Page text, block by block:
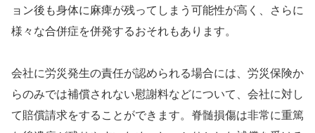
ョン後も身体に麻痺が残ってしまう可能性が高く、さらに
様々な合併症を併発するおそれもあります。
会社に労災発生の責任が認められる場合には、労災保険か
らのみでは補償されない慰謝料などについて、会社に対し
て賠償請求をすることができます。脊髄損傷は非常に重篤